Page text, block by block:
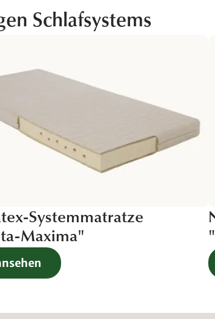
Schlafsystems
Systemmatratze
Maxima"